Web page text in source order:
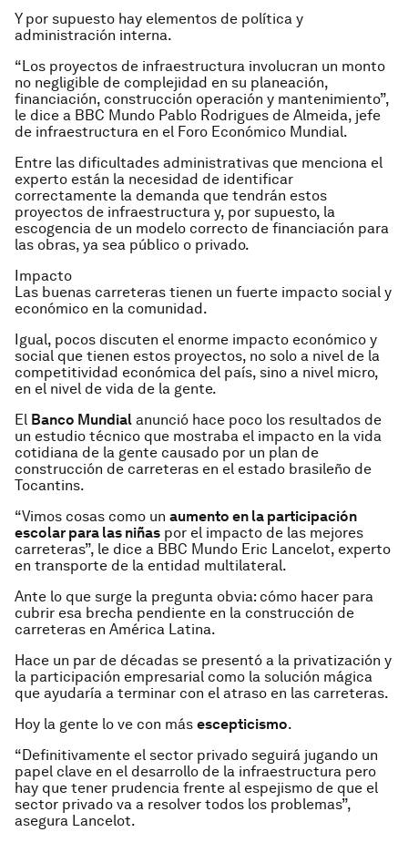
Y por supuesto hay elementos de política y
administración interna.
“Los proyectos de infraestructura involucran un monto
no negligible de complejidad en su planeación,
financiación, construcción operación y mantenimiento”,
le dice a BBC Mundo Pablo Rodrigues de Almeida, jefe
de infraestructura en el Foro Económico Mundial.
Entre las dificultades administrativas que menciona el
experto están la necesidad de identificar
correctamente la demanda que tendrán estos
proyectos de infraestructura y, por supuesto, la
escogencia de un modelo correcto de financiación para
las obras, ya sea público o privado.
Impacto
Las buenas carreteras tienen un fuerte impacto social y
económico en la comunidad.
Igual, pocos discuten el enorme impacto económico y
social que tienen estos proyectos, no solo a nivel de la
competitividad económica del país, sino a nivel micro,
en el nivel de vida de la gente.
El Banco Mundial anunció hace poco los resultados de
un estudio técnico que mostraba el impacto en la vida
cotidiana de la gente causado por un plan de
construcción de carreteras en el estado brasileño de
Tocantins.
“Vimos cosas como un aumento en la participación
escolar para las niñas por el impacto de las mejores
carreteras”, le dice a BBC Mundo Eric Lancelot, experto
en transporte de la entidad multilateral.
Ante lo que surge la pregunta obvia: cómo hacer para
cubrir esa brecha pendiente en la construcción de
carreteras en América Latina.
Hace un par de décadas se presentó a la privatización y
la participación empresarial como la solución mágica
que ayudaría a terminar con el atraso en las carreteras.
Hoy la gente lo ve con más escepticismo.
“Definitivamente el sector privado seguirá jugando un
papel clave en el desarrollo de la infraestructura pero
hay que tener prudencia frente al espejismo de que el
sector privado va a resolver todos los problemas”,
asegura Lancelot.